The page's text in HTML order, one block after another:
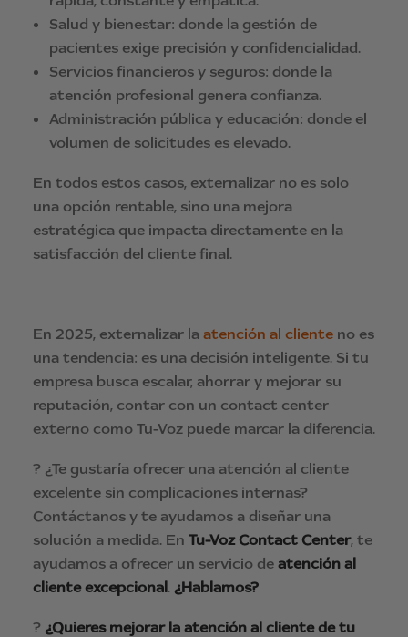
Salud y bienestar: donde la gestión de
pacientes exige precisión y confidencialidad.
Servicios financieros y seguros: donde la
atención profesional genera confianza.
Administración pública y educación: donde el
volumen de solicitudes es elevado.
En todos estos casos, externalizar no es solo
una opción rentable, sino una mejora
estratégica que impacta directamente en la
satisfacción del cliente final.
En 2025, externalizar la atención al cliente no es
una tendencia: es una decisión inteligente. Si tu
empresa busca escalar, ahorrar y mejorar su
reputación, contar con un contact center
externo como Tu-Voz puede marcar la diferencia.
? ¿Te gustaría ofrecer una atención al cliente
excelente sin complicaciones internas?
Contáctanos y te ayudamos a diseñar una
solución a medida. En Tu-Voz Contact Center, te
ayudamos a ofrecer un servicio de atención al
cliente excepcional. ¿Hablamos?
? ¿Quieres mejorar la atención al cliente de tu